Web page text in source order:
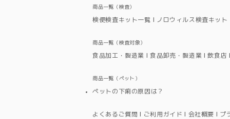
商品一覧（検査）
検便検査キット一覧 ノロウィルス検査キット
商品一覧（検査対象）
食品加工・製造業 食品卸売・製造業 飲食店
商品一覧（ペット）
ペットの下痢の原因は？
よくあるご質問 ご利用ガイド 会社概要 プ